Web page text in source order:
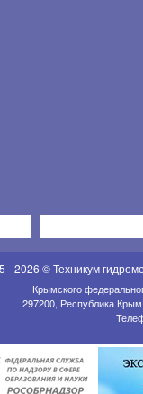
- 2026 © Техникум
Крымского
297200, Республика